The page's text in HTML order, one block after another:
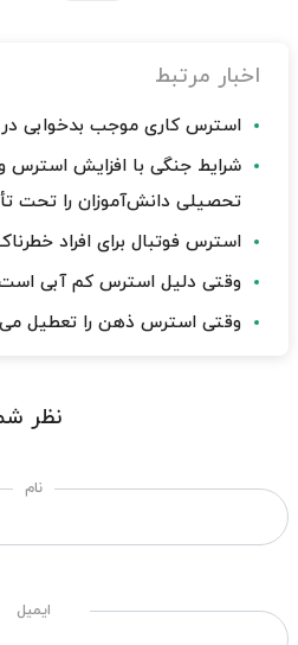
اخبار مرتبط
استرس کاری موجب بدخوابی
شرایط جنگی با افزایش استرس و
تحصیلی دانش‌آموزان را تحت
استرس فوتبال برای افراد
وقتی دلیل استرس کم آبی
وقتی استرس ذهن را تعطیل
نظر
نام
ایمیل